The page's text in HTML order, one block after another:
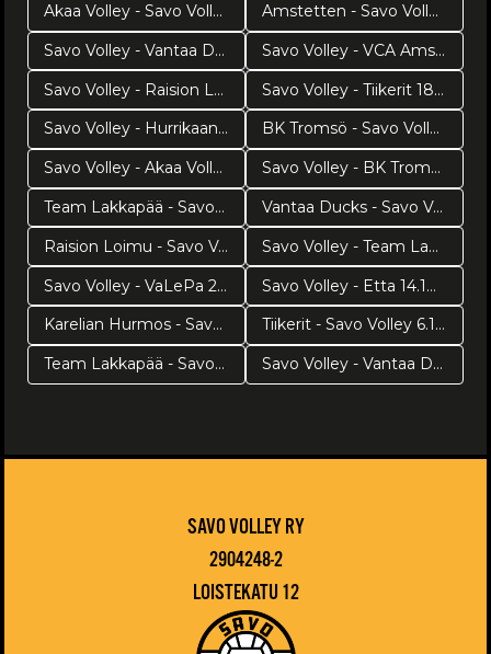
Akaa Volley - Savo Volley 8.12.2018
Amstetten - Savo Volley 4.12.2018
Savo Volley - Vantaa Ducks 1.12.2018
Savo Volley - VCA Amstetten 28.11.2018
Savo Volley - Raision Loimu 25.11.2018
Savo Volley - Tiikerit 18.11.2018
Savo Volley - Hurrikaani Loimaa 17.11.2018
BK Tromsö - Savo Volley 14.11.2018
Savo Volley - Akaa Volley 3.11.2018
Savo Volley - BK Tromsö 7.11.2018
Team Lakkapää - Savo Volley 11.11.2018
Vantaa Ducks - Savo Volley 31.10.2018
Raision Loimu - Savo Volley 28.10.2018
Savo Volley - Team Lakkapää 23.10.2018
Savo Volley - VaLePa 20.10.2018
Savo Volley - Etta 14.10.2018
Karelian Hurmos - Savo Volley 10.10.2018
Tiikerit - Savo Volley 6.10.2018
Team Lakkapää - Savo Volley 26.9.2018
Savo Volley - Vantaa Ducks 29.9.2018
SAVO VOLLEY RY
2904248-2
LOISTEKATU 12